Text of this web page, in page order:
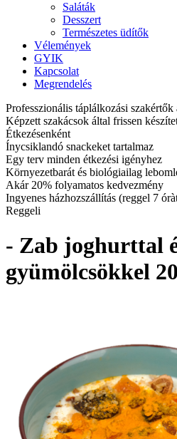
Saláták
Desszert
Természetes üdítők
Vélemények
GYIK
Kapcsolat
Megrendelés
Professzionális táplálkozási
Képzett szakácsok által frissen
Étkezésenként
Ínycsiklandó snackeket tartalmaz
Egy terv minden étkezési igényhez
Környezetbarát és biológiailag
Akár 20% folyamatos kedvezmény
Ingyenes házhozszállítás (reggel 7
Reggeli
- Zab joghurttal
gyümölcsökkel